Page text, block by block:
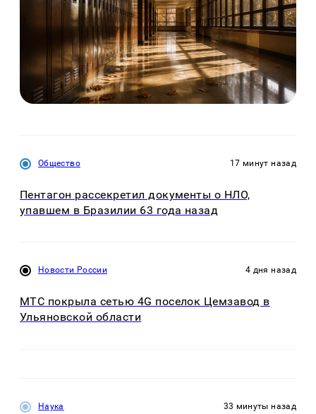
Общество 17 минут назад
Пентагон рассекретил документы о НЛО,
упавшем в Бразилии 63 года назад
Новости России 4 дня назад
МТС покрыла сетью 4G поселок Цемзавод в
Ульяновской области
Наука 33 минуты назад